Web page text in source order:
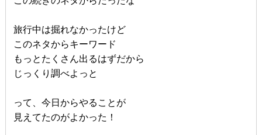
旅行中は掘れなかったけど
このネタからキーワード
もっとたくさん出るはずだから
じっくり調べよっと
って、今日からやることが
見えてたのがよかった！